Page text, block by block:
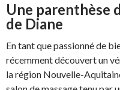
Une parenthèse
de Diane
En tant que passionné de
récemment découvert un
la région Nouvelle-